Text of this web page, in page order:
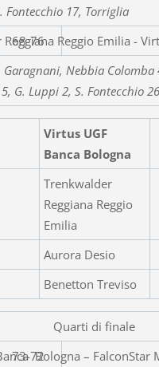
Fontecchio 17, Torriglia
Reggio Emilia -
68-76
Garagnani, Nebbia
G. Luppi 2, S. Fontecchio
Virtus UGF
Banca Bologna
Trenkwalder
Reggiana Reggio
Emilia
Aurora Desio
Benetton Treviso
Quarti di finale
UGF Banca
73-72